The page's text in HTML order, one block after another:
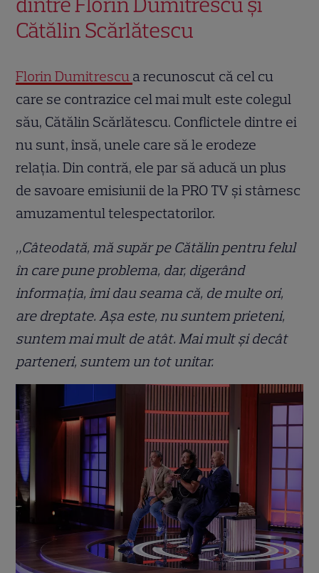
Cătălin Scărlătescu
Florin Dumitrescu a recunoscut că cel cu
care se contrazice cel mai mult este colegul
său, Cătălin Scărlătescu. Conflictele dintre ei
nu sunt, însă, unele care să le erodeze
relația. Din contră, ele par să aducă un plus
de savoare emisiunii de la PRO TV și stârnesc
amuzamentul telespectatorilor.
„Câteodată, mă supăr pe Cătălin pentru felul
în care pune problema, dar, digerând
informația, îmi dau seama că, de multe ori,
are dreptate. Așa este, nu suntem prieteni,
suntem mai mult de atât. Mai mult și decât
parteneri, suntem un tot unitar.